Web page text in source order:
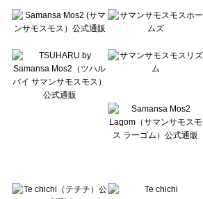
Te chichi（テチチ）のアウター一覧
Te chichi CLASSIC（テチチ クラシック）のアウター一覧
Lugnoncure（ルノンキュール）のアウター一覧
BETTY'S BLUE（べティーズブルー）のアウター一覧
Wpc.（ワールドパーティー）のアウター一覧